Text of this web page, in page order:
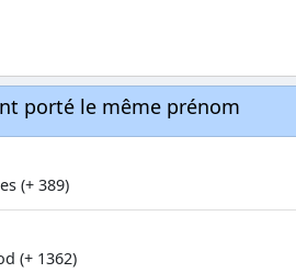
porté le même prénom
(+ 389)
(+ 1362)